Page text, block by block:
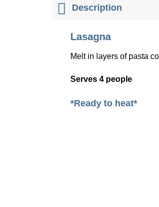
Description
Lasagna
Melt in layers of pasta
Serves 4 people
*Ready to heat*